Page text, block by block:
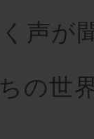
声が
の世